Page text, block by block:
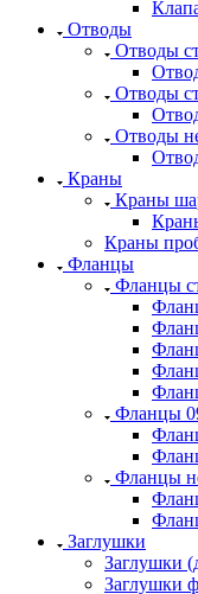
Отводы
Отводы
Отводы
Отводы
Краны
Краны
Краны
Фланцы
Фланцы
Фланцы
Фланцы
Заглушки
Заглушки
Заглушки